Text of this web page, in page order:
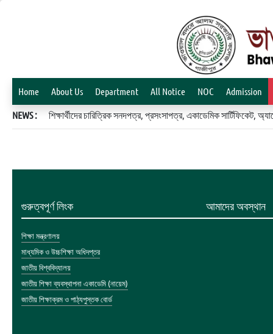
Home About Us Department All Notice NOC Admission
NEWS : শিক্ষার্থীদের চারিত্রিক সনদপত্র, প্রসংসাপত্র, একাডেমিক
গুরুত্বপূর্ণ লিংক
শিক্ষা মন্ত্রণালয়
মাধ্যমিক ও উচ্চশিক্ষা অধিদপ্তর
জাতীয় বিশ্ববিদ্যালয়
জাতীয় শিক্ষা ব্যবস্থাপনা একাডেমি (নায়েম)
জাতীয় শিক্ষাক্রম ও পাঠ্যপুস্তক বোর্ড
আমাদের অবস্থান